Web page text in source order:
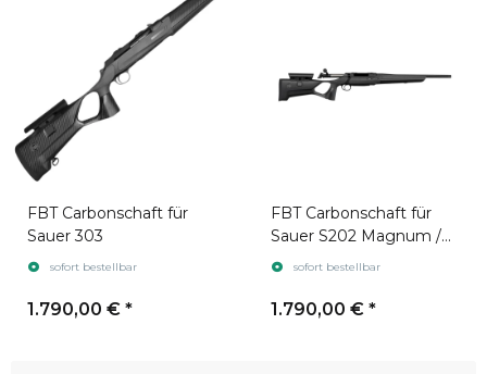
FBT Carbonschaft für
Sauer 303
sofort bestellbar
1.790,00 € *
FBT Carbonschaft für
Sauer S202 Magnum /
S404 Magnum / S505
sofort bestellbar
1.790,00 € *